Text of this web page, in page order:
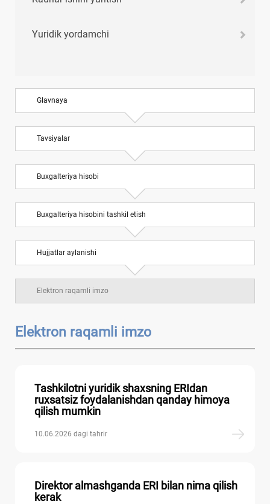
Yuridik yordamchi
Glavnaya
Tavsiyalar
Buхgalteriya hisobi
Buхgalteriya hisobini tashkil etish
Hujjatlar aylanishi
Elektron raqamli imzo
Elektron raqamli imzo
Tashkilotni yuridik shaхsning ERIdan
ruхsatsiz foydalanishdan qanday himoya
qilish mumkin
10.06.2026 dagi tahrir
Direktor almashganda ERI bilan nima qilish
kerak